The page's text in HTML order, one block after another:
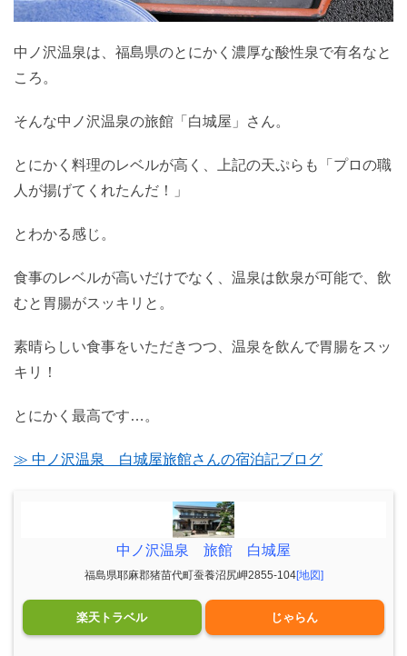
中ノ沢温泉は、福島県のとにかく濃厚な酸性泉で有名なと
ころ。
そんな中ノ沢温泉の旅館「白城屋」さん。
とにかく料理のレベルが高く、上記の天ぷらも「プロの職
人が揚げてくれたんだ！」
とわかる感じ。
食事のレベルが高いだけでなく、温泉は飲泉が可能で、飲
むと胃腸がスッキリと。
素晴らしい食事をいただきつつ、温泉を飲んで胃腸をスッ
キリ！
とにかく最高です…。
≫ 中ノ沢温泉 白城屋旅館さんの宿泊記ブログ
中ノ沢温泉 旅館 白城屋
福島県耶麻郡猪苗代町蚕養沼尻岬2855-104[地図]
楽天トラベル じゃらん